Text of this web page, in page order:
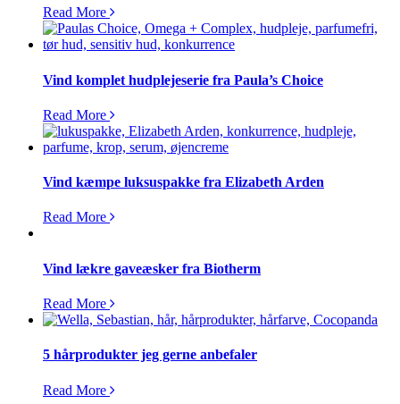
Read More
Vind komplet hudplejeserie fra Paula’s Choice
Read More
Vind kæmpe luksuspakke fra Elizabeth Arden
Read More
Vind lækre gaveæsker fra Biotherm
Read More
5 hårprodukter jeg gerne anbefaler
Read More